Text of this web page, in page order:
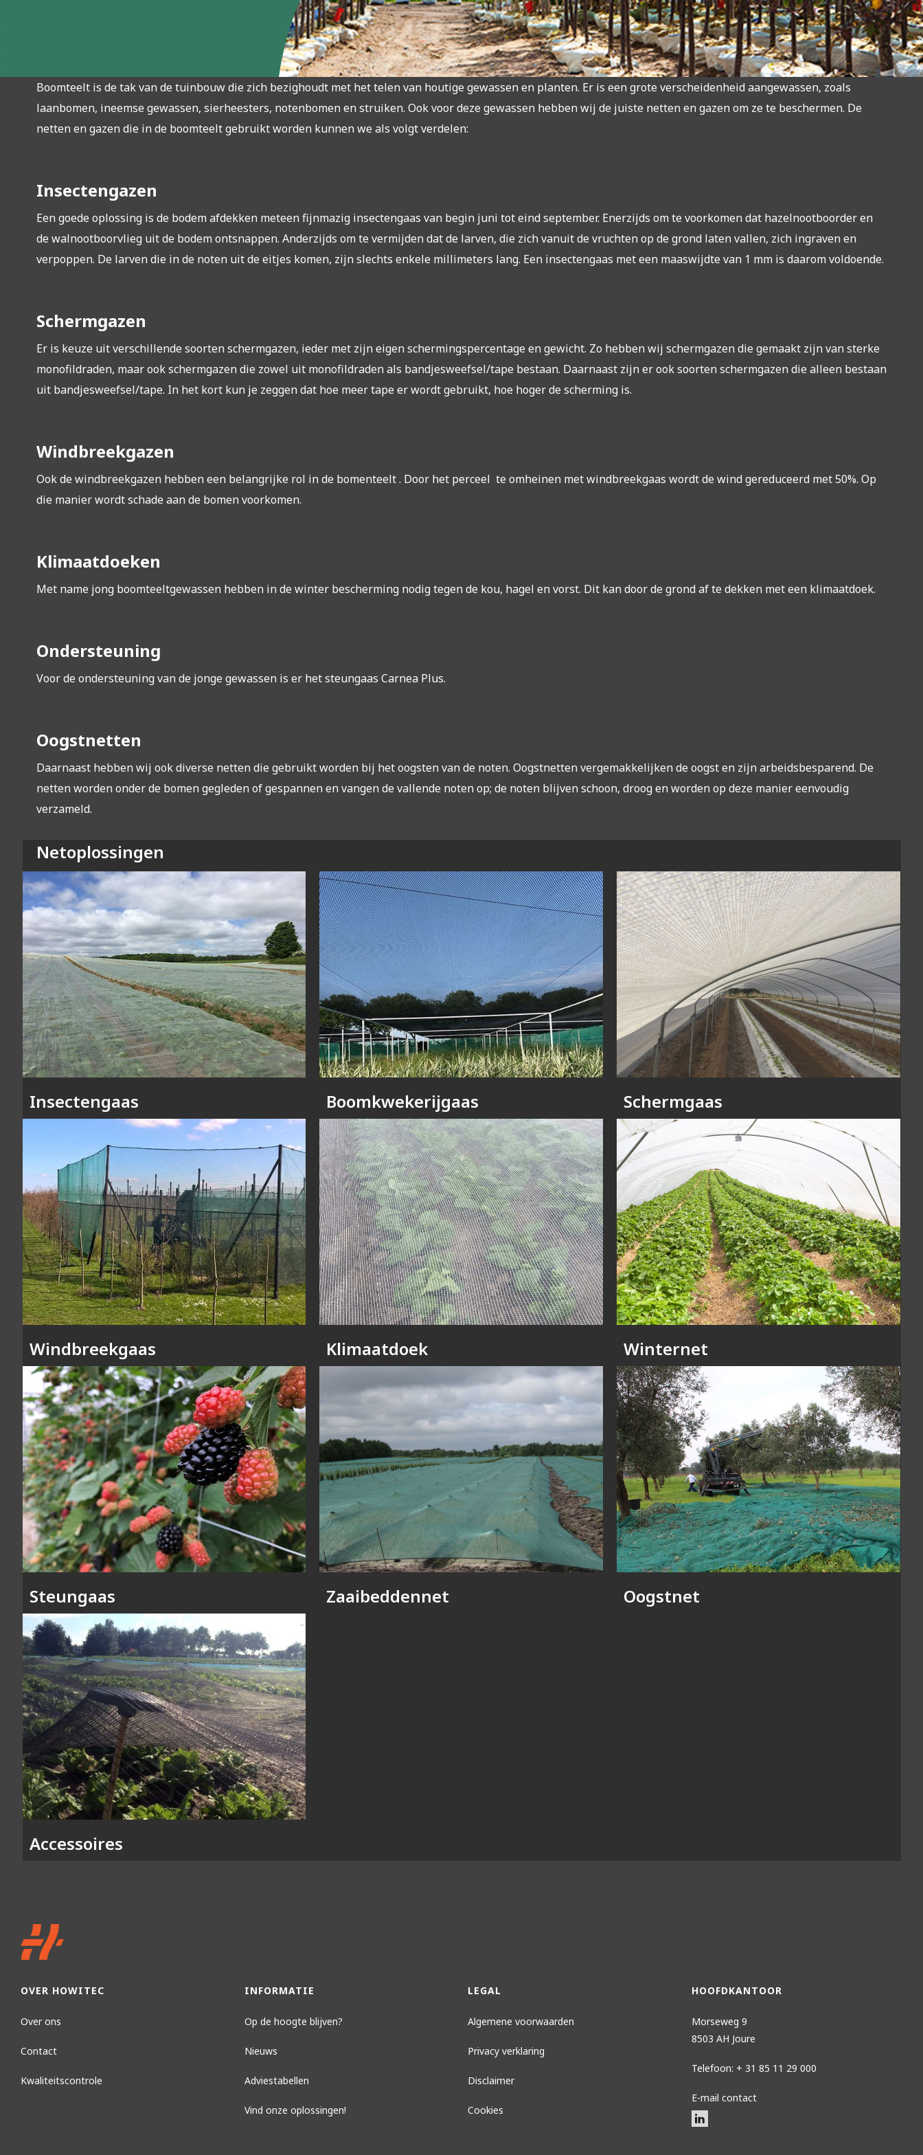
Boomteelt is de tak van de tuinbouw die zich bezighoudt met het telen van houtige gewassen en planten. Er is een grote verscheidenheid aangewassen, zoals
laanbomen, ineemse gewassen, sierheesters, notenbomen en struiken. Ook voor deze gewassen hebben wij de juiste netten en gazen om ze te beschermen. De
netten en gazen die in de boomteelt gebruikt worden kunnen we als volgt verdelen:
Insectengazen
Een goede oplossing is de bodem afdekken meteen fijnmazig insectengaas van begin juni tot eind september. Enerzijds om te voorkomen dat hazelnootboorder en
de walnootboorvlieg uit de bodem ontsnappen. Anderzijds om te vermijden dat de larven, die zich vanuit de vruchten op de grond laten vallen, zich ingraven en
verpoppen. De larven die in de noten uit de eitjes komen, zijn slechts enkele millimeters lang. Een insectengaas met een maaswijdte van 1 mm is daarom voldoende.
Schermgazen
Er is keuze uit verschillende soorten schermgazen, ieder met zijn eigen schermingspercentage en gewicht. Zo hebben wij schermgazen die gemaakt zijn van sterke
monofildraden, maar ook schermgazen die zowel uit monofildraden als bandjesweefsel/tape bestaan. Daarnaast zijn er ook soorten schermgazen die alleen bestaan
uit bandjesweefsel/tape. In het kort kun je zeggen dat hoe meer tape er wordt gebruikt, hoe hoger de scherming is.
Windbreekgazen
Ook de windbreekgazen hebben een belangrijke rol in de bomenteelt . Door het perceel te omheinen met windbreekgaas wordt de wind gereduceerd met 50%. Op
die manier wordt schade aan de bomen voorkomen.
Klimaatdoeken
Met name jong boomteeltgewassen hebben in de winter bescherming nodig tegen de kou, hagel en vorst. Dit kan door de grond af te dekken met een klimaatdoek.
Ondersteuning
Voor de ondersteuning van de jonge gewassen is er het steungaas Carnea Plus.
Oogstnetten
Daarnaast hebben wij ook diverse netten die gebruikt worden bij het oogsten van de noten. Oogstnetten vergemakkelijken de oogst en zijn arbeidsbesparend. De
netten worden onder de bomen gegleden of gespannen en vangen de vallende noten op; de noten blijven schoon, droog en worden op deze manier eenvoudig
verzameld.
Netoplossingen
Insectengaas Boomkwekerijgaas Schermgaas
Windbreekgaas Klimaatdoek Winternet
Steungaas Zaaibeddennet Oogstnet
Accessoires
OVER HOWITEC
Over ons
Contact
Kwaliteitscontrole
INFORMATIE
Op de hoogte blijven?
Nieuws
Adviestabellen
Vind onze oplossingen!
LEGAL
Algemene voorwaarden
Privacy verklaring
Disclaimer
Cookies
HOOFDKANTOOR
Morseweg 9
8503 AH Joure
Telefoon: + 31 85 11 29 000
E-mail contact